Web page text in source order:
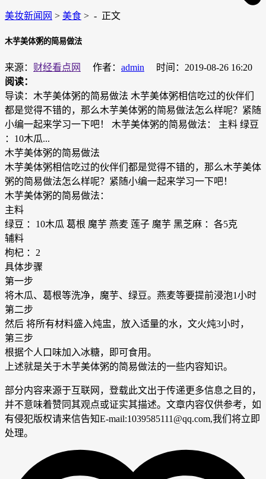
美妆新闻网 > 美食 > - 正文
木芋美体粥的简易做法
来源： 财经看点网 作者： admin
时间：2019-08-26 16:20
阅读：
导读：木芋美体粥的简易做法 木芋美体粥相信吃过的伙伴们
都是觉得不错的，那么木芋美体粥的简易做法怎么样呢？紧随
小编一起来学习一下吧！ 木芋美体粥的简易做法： 主料 绿豆
：10木瓜...
木芋美体粥的简易做法
木芋美体粥相信吃过的伙伴们都是觉得不错的，那么木芋美体
粥的简易做法怎么样呢？紧随小编一起来学习一下吧！
木芋美体粥的简易做法：
主料
绿豆 ：10木瓜 葛根 魔芋 燕麦 莲子 魔芋 黑芝麻 ：各5克
辅料
枸杞 ：2
具体步骤
第一步
将木瓜、葛根等洗净，魔芋、绿豆。燕麦等要提前浸泡1小时
第二步
然后 将所有材料盛入炖盅，放入适量的水，文火炖3小时，
第三步
根据个人口味加入冰糖，即可食用。
上述就是关于木芋美体粥的简易做法的一些内容知识。
部分内容来源于互联网，登载此文出于传递更多信息之目的，
并不意味着赞同其观点或证实其描述。文章内容仅供参考，如
有侵犯版权请来信告知E-mail:1039585111@qq.com,我们将立即
处理。